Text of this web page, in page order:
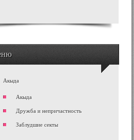
Акыда
Акыда
Дружба и непричастность
Заблудшие секты